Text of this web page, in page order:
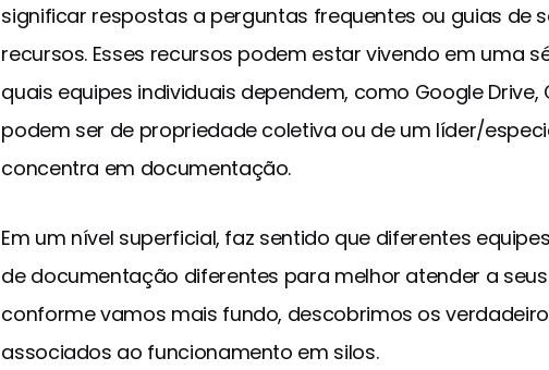
significar respostas a perguntas frequentes ou guias de
recursos. Esses recursos podem estar vivendo em uma
quais equipes individuais dependem, como Google Drive,
podem ser de propriedade coletiva ou de um líder/
concentra em documentação.
Em um nível superficial, faz sentido que diferentes
de documentação diferentes para melhor atender a
conforme vamos mais fundo, descobrimos os
associados ao funcionamento em silos.